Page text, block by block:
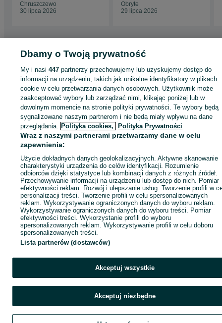
Chruszczewo
30 lipca 2026
Obryte
29 lipca 2026
Strona główna Dom i Ogród Ogród
Mazowieckie
Ziemia - Wierzbica
KATEGORIA
ID:1068632666 Wyświetlenia:
Zadzwoń / SMS
Dbamy o Twoją prywatność
My i nasi447 partnerzy przechowujemy lub uzyskujemy dostęp do
informacji na urządzeniu, takich jak unikalne identyfikatory w plikach
cookie w celu przetwarzania danych osobowych. Użytkownik może
zaakceptować wybory lub zarządzać nimi, klikając poniżej lub w
dowolnym momencie na stronie polityki prywatności. Te wybory będą
sygnalizowane naszym partnerom i nie będą miały wpływu na dane
przeglądania. Polityka cookies, Polityka Prywatności
Wraz z naszymi partnerami przetwarzamy dane w celu
zapewnienia:
Użycie dokładnych danych geolokalizacyjnych. Aktywne skanowanie
charakterystyki urządzenia do celów identyfikacji. Rozumienie
odbiorców dzięki statystyce lub kombinacji danych z różnych źródeł.
Przechowywanie informacji na urządzeniu lub dostęp do nich. Pomiar
efektywności reklam. Rozwój i ulepszanie usług. Tworzenie profili w
personalizacji treści. Tworzenie profili w celu spersonalizowanych
reklam. Wykorzystywanie ograniczonych danych do wyboru reklam.
Wykorzystywanie ograniczonych danych do wyboru treści. Pomiar
efektywności treści. Wykorzystanie profili do wyboru
spersonalizowanych reklam. Wykorzystywanie profili w celu doboru
spersonalizowanych treści.
Lista partnerów (dostawców)
Akceptuj wszystkie
Akceptuj niezbędne